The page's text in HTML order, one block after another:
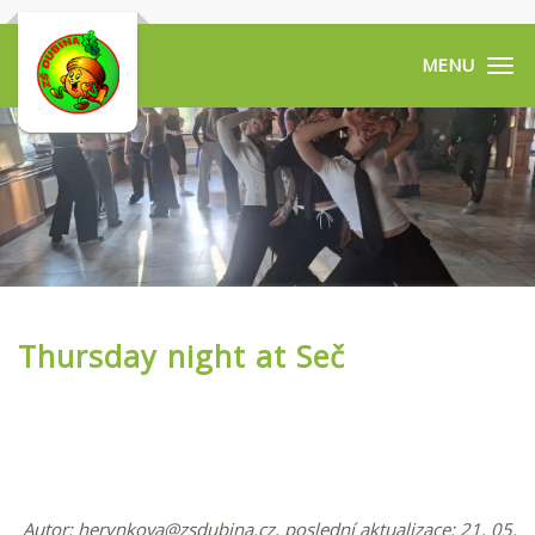
Thursday night at Seč
Autor: herynkova@zsdubina.cz, poslední aktualizace: 21. 05.